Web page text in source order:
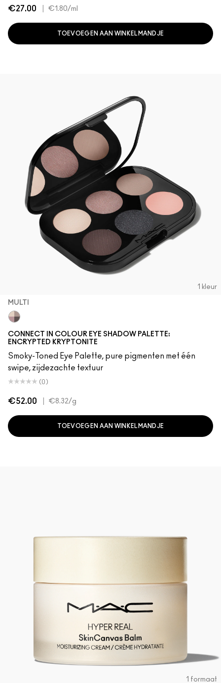
€27.00 €1.80/ml
TOEVOEGEN AAN WINKELMANDJE
1 kleur
MULTI
CONNECT IN COLOUR EYE SHADOW PALETTE:
ENCRYPTED KRYPTONITE
Smoky-Toned Eye Palette, pure pigmenten met één
swipe, zijdezachte textuur
(0)
€52.00 €8.32/g
TOEVOEGEN AAN WINKELMANDJE
1 formaat